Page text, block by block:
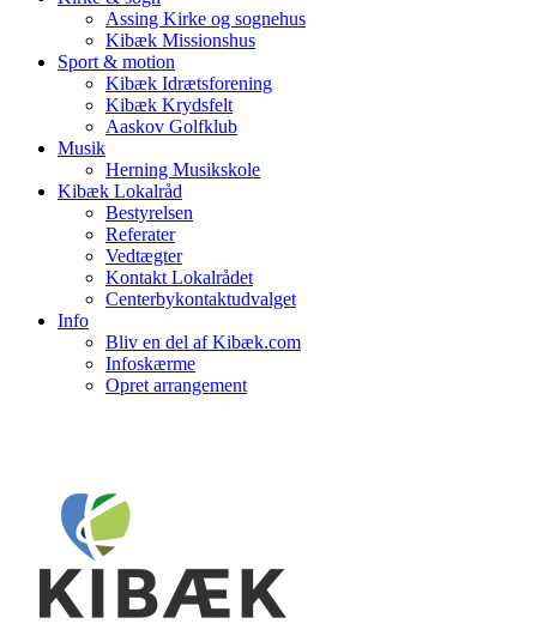
Assing Kirke og sognehus
Kibæk Missionshus
Sport & motion
Kibæk Idrætsforening
Kibæk Krydsfelt
Aaskov Golfklub
Musik
Herning Musikskole
Kibæk Lokalråd
Bestyrelsen
Referater
Vedtægter
Kontakt Lokalrådet
Centerbykontaktudvalget
Info
Bliv en del af Kibæk.com
Infoskærme
Opret arrangement